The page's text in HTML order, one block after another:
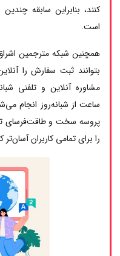
کنند، بنابراین سابقه
است.
همچنین شبکه مترجمین
بتوانند ثبت سفارش را
مشاوره آنلاین و تلفنی
ساعت از شبانه‌روز انجام
پروسه سخت و طاقت‌فرسای
را برای تمامی کاربران آسان‌تر